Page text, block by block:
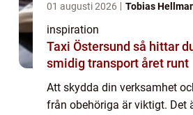
01 augusti 2026 Tobias
inspiration
Taxi Östersund så hittar du trygg och
smidig transport året runt
Att skydda din verksamhet
från obehöriga är viktigt. Det